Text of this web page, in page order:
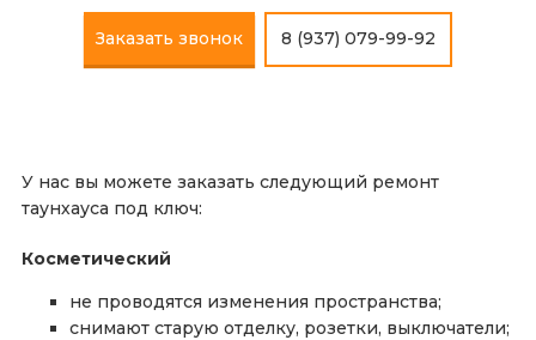
Заказать звонок 8 (937) 079-99-92
У нас вы можете заказать следующий ремонт
таунхауса под ключ:
Косметический
не проводятся изменения пространства;
снимают старую отделку, розетки, выключатели;